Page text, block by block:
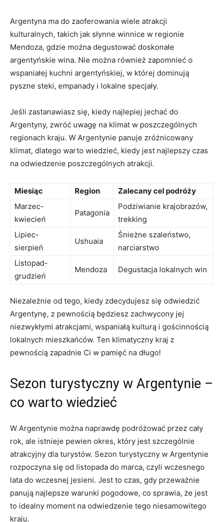
Argentyna ma do zaoferowania wiele⁤ atrakcji
kulturalnych, takich jak słynne winnice​ w regionie
Mendoza, ​gdzie można degustować doskonałe
⁢argentyńskie ⁣wina.⁤ Nie można ‌również zapomnieć o
wspaniałej kuchni argentyńskiej, w ‍której⁣ dominują
‌pyszne steki, empanady i lokalne ‌specjały.
Jeśli zastanawiasz się, kiedy najlepiej jechać do
Argentyny, zwróć uwagę na klimat w poszczególnych
regionach kraju. W Argentynie panuje ​zróżnicowany
klimat, dlatego warto wiedzieć,‍ kiedy jest najlepszy czas
na‌ odwiedzenie poszczególnych atrakcji.
Miesiąc Region
Zalecany cel podróży
Marzec-
kwiecień
Patagonia
Podziwianie krajobrazów,⁢
trekking
Lipiec-
sierpień
Ushuaia
Śnieżne szaleństwo,
‍narciarstwo
Listopad-
grudzień
Mendoza Degustacja lokalnych win
Niezależnie od tego, kiedy zdecydujesz się odwiedzić
Argentynę, ⁣z​ pewnością ​będziesz zachwycony jej
niezwykłymi atrakcjami, wspaniałą kulturą i gościnnością
lokalnych mieszkańców. Ten klimatyczny kraj z
pewnością zapadnie Ci w pamięć na długo!
Sezon turystyczny⁤ w​ Argentynie –
co warto wiedzieć
W Argentynie można naprawdę podróżować przez cały
rok, ale istnieje ⁣pewien okres, który jest szczególnie
atrakcyjny dla turystów. Sezon turystyczny w Argentynie
rozpoczyna się od listopada do marca, czyli ⁣wczesnego
lata do⁤ wczesnej jesieni. Jest to czas, gdy przeważnie⁣
panują⁢ najlepsze warunki pogodowe, ⁢co sprawia, że jest
to idealny moment na odwiedzenie tego niesamowitego
kraju.